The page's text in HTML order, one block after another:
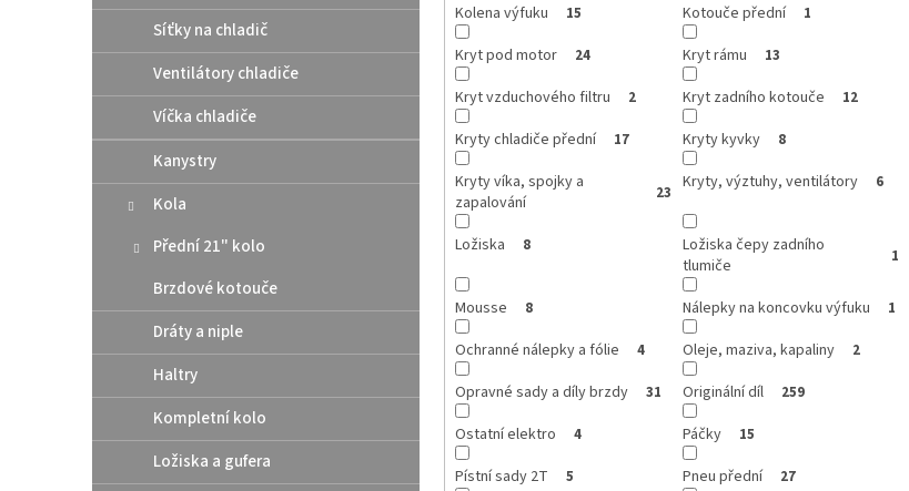
Síťky na chladič
Ventilátory chladiče
Víčka chladiče
Kanystry
Kola
Přední 21" kolo
Brzdové kotouče
Dráty a niple
Haltry
Kompletní kolo
Ložiska a gufera
Kolena výfuku 15 Kotouče přední 1
Kryt pod motor 24 Kryt rámu 13
Kryt vzduchového filtru 2 Kryt zadního kotouče 12
Kryty chladiče přední 17 Kryty kyvky 8
Kryty víka, spojky a
zapalování
23 Kryty, výztuhy, ventilátory 6
Ložiska 8
Ložiska čepy zadního
tlumiče
1
Mousse 8 Nálepky na koncovku výfuku 1
Ochranné nálepky a fólie 4 Oleje, maziva, kapaliny 2
Opravné sady a díly brzdy 31 Originální díl 259
Ostatní elektro 4 Páčky 15
Pístní sady 2T 5 Pneu přední 27